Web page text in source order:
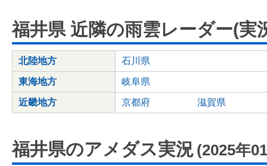
福井県 近隣の雨雲レーダー(実
北陸地方 石川県
東海地方 岐阜県
近畿地方 京都府 滋賀県
福井県のアメダス実況 (2025年